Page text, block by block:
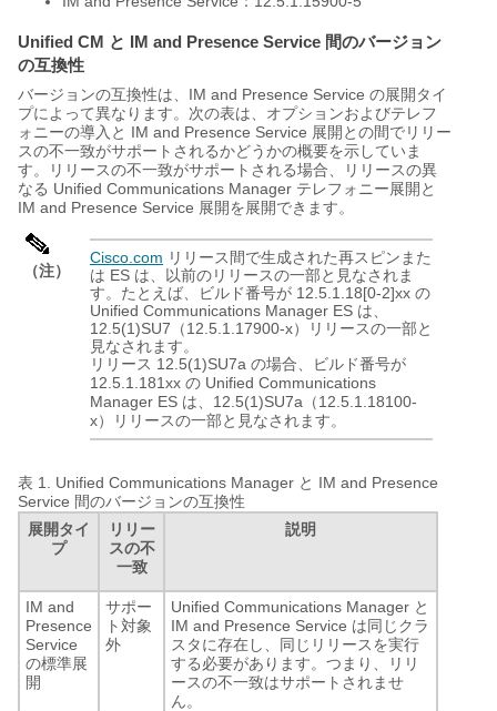
Unified CM と IM and Presence Service 間のバージョン
の互換性
バージョンの互換性は、IM and Presence Service の展開タイ
プによって異なります。次の表は、オプションおよびテレフ
ォニーの導入と IM and Presence Service 展開との間でリリー
スの不一致がサポートされるかどうかの概要を示していま
す。リリースの不一致がサポートされる場合、リリースの異
なる Unified Communications Manager テレフォニー展開と
IM and Presence Service 展開を展開できます。
（注）
Cisco.com リリース間で生成された再スピンまた
は ES は、以前のリリースの一部と見なされま
す。たとえば、ビルド番号が 12.5.1.18[0-2]xx の
Unified Communications Manager ES は、
12.5(1)SU7（12.5.1.17900-x）リリースの一部と
見なされます。
リリース 12.5(1)SU7a の場合、ビルド番号が
12.5.1.181xx の Unified Communications
Manager ES は、12.5(1)SU7a（12.5.1.18100-
x）リリースの一部と見なされます。
表 1. Unified Communications Manager と IM and Presence
Service 間のバージョンの互換性
展開タイ
プ
リリー
スの不
一致
説明
IM and
Presence
Service
の標準展
開
サポー
ト対象
外
Unified Communications Manager と
IM and Presence Service は同じクラ
スタに存在し、同じリリースを実行
する必要があります。つまり、リリ
ースの不一致はサポートされませ
ん。